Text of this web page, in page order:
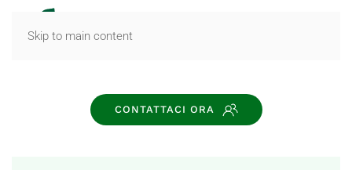
Skip to main content
CONTATTACI ORA